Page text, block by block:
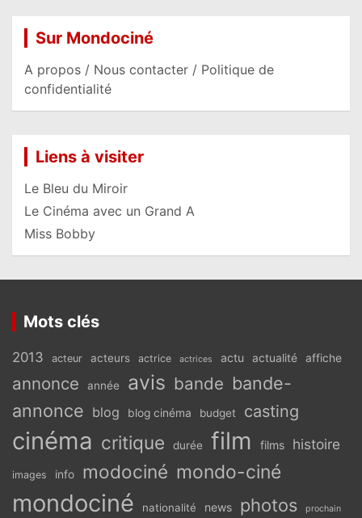
Sur Mondociné
A propos / Nous contacter / Politique de
confidentialité
Liens à visiter
Le Bleu du Miroir
Le Cinéma avec un Grand A
Miss Bobby
Mots clés
2013 acteur acteurs actrice actrices actu actualité affiche
annonce année avis bande bande-
annonce blog blog cinéma budget casting
cinéma critique durée film films histoire
images info modociné mondo-ciné
mondociné nationalité news photos prochain